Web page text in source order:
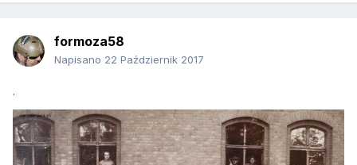
formoza58
Napisano 22 Październik 2017
.